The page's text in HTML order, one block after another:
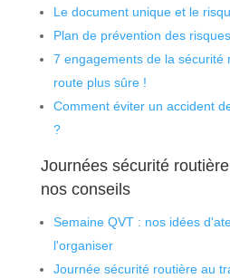
Le document unique et le
Plan de prévention des
7 engagements de la sécurité
route plus sûre !
Comment éviter un accident
?
Journées sécurité
nos conseils
Semaine QVT : nos idées
l'organiser
Journée sécurité routière au